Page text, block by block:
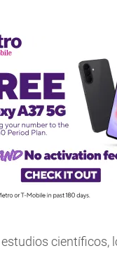
científicos,